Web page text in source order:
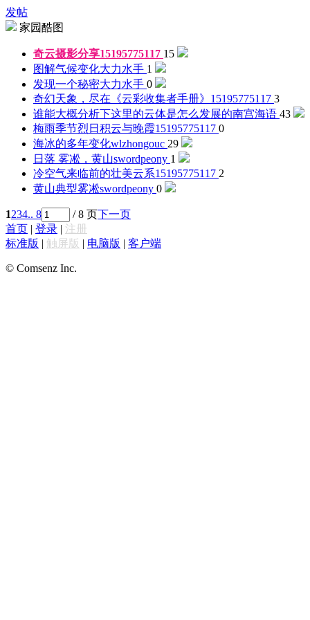
发帖
家园酷图
奇云摄影分享15195775117 15
图解气候变化大力水手 1
发现一个秘密大力水手 0
奇幻天象，尽在《云彩收集者手册》 15195775117 3
谁能大概分析下这里的云体是怎么发展的南宫海语 43
梅雨季节烈日积云与晚霞15195775117 0
海冰的多年变化wlzhongouc 29
日落 雾凇，黄山swordpeony 1
冷空气来临前的壮美云系15195775117 2
黄山典型雾凇swordpeony 0
1234.. 8 / 8 页下一页
首页 | 登录 | 注册
标准版 | 触屏版 | 电脑版 | 客户端
© Comsenz Inc.